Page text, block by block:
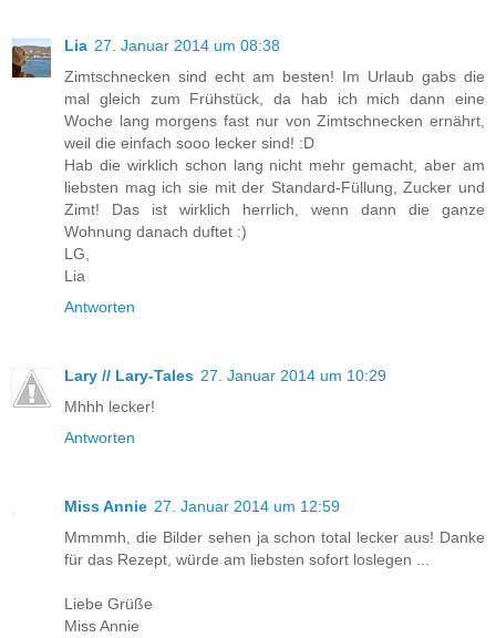
Lia 27. Januar 2014 um 08:38
Zimtschnecken sind echt am besten! Im Urlaub gabs die
mal gleich zum Frühstück, da hab ich mich dann eine
Woche lang morgens fast nur von Zimtschnecken ernährt,
weil die einfach sooo lecker sind! :D
Hab die wirklich schon lang nicht mehr gemacht, aber am
liebsten mag ich sie mit der Standard-Füllung, Zucker und
Zimt! Das ist wirklich herrlich, wenn dann die ganze
Wohnung danach duftet :)
LG,
Lia
Antworten
Lary // Lary-Tales 27. Januar 2014 um 10:29
Mhhh lecker!
Antworten
Miss Annie 27. Januar 2014 um 12:59
Mmmmh, die Bilder sehen ja schon total lecker aus! Danke
für das Rezept, würde am liebsten sofort loslegen ...
Liebe Grüße
Miss Annie